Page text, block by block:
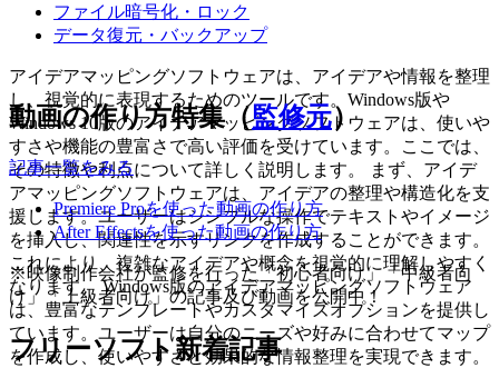
ファイル暗号化・ロック
データ復元・バックアップ
アイデアマッピングソフトウェアは、アイデアや情報を整理
し、視覚的に表現するためのツールです。Windows版や
Windows 10版のアイデアマッピングソフトウェアは、使いや
すさや機能の豊富さで高い評価を受けています。ここでは、
その特徴や利点について詳しく説明します。 まず、アイデ
アマッピングソフトウェアは、アイデアの整理や構造化を支
援します。ユーザーはシンプルな操作でテキストやイメージ
を挿入し、関連性を示すリンクを作成することができます。
これにより、複雑なアイデアや概念を視覚的に理解しやすく
なります。 Windows版のアイデアマッピングソフトウェア
は、豊富なテンプレートやカスタマイズオプションを提供し
ています。ユーザーは自分のニーズや好みに合わせてマップ
を作成し、使いやすさと効果的な情報整理を実現できます。
動画の作り方特集（監修元）
記事一覧をみる
Premiere Proを使った動画の作り方
After Effectsを使った動画の作り方
※映像制作会社が監修を行った「初心者向け」「中級者向
け」「上級者向け」の記事及び動画を公開中！
フリーソフト新着記事